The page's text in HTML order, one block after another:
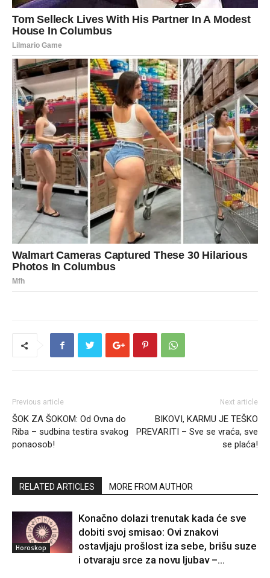
Previous article
ŠOK ZA ŠOKOM: Od Ovna do
Riba – sudbina testira svakog
ponaosob!
Next article
BIKOVI, KARMU JE TEŠKO
PREVARITI – Sve se vraća, sve
se plaća!
RELATED ARTICLES MORE FROM AUTHOR
Horoskop
Konačno dolazi trenutak kada će sve
dobiti svoj smisao: Ovi znakovi
ostavljaju prošlost iza sebe, brišu suze
i otvaraju srce za novu ljubav –...